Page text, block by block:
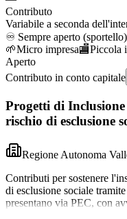
Contributo
Variabile a seconda
♾️ Sempre aperto (sportello)
🌱Micro impresa🏬Piccola
Aperto
Contributo in conto capitale
Progetti di
rischio di esclusione
Regione Autonoma
Contributi per sostenere
di esclusione sociale
presentano via PEC, con